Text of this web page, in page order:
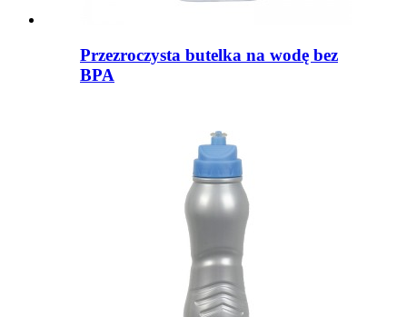
Przezroczysta butelka na wodę bez
BPA